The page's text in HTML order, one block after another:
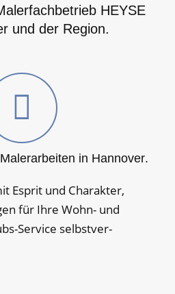
HEYSE
und der Region.
in Hannover.
Esprit und Charakter,
für Ihre Wohn- und
Service selbst­ver­